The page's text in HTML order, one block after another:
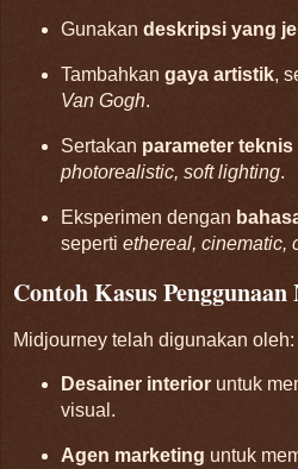
Gunakan deskripsi yang
Tambahkan gaya artistik,
Van Gogh.
Sertakan parameter teknis
photorealistic, soft lighting.
Eksperimen dengan
seperti ethereal, cinematic,
Contoh Kasus
Midjourney telah digunakan oleh:
Desainer interioruntuk
visual.
Agen marketing untuk